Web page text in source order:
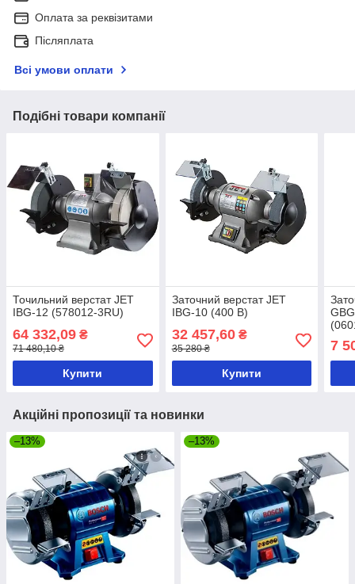
Оплата за реквізитами
Післяплата
Всі умови оплати
Подібні товари компанії
Точильний верстат JET
IBG-12 (578012-3RU)
64 332,09 ₴
71 480,10 ₴
Купити
Заточний верстат JET
IBG-10 (400 В)
32 457,60₴
35 280 ₴
Купити
7
Акційні пропозиції та новинки
–13% –13%